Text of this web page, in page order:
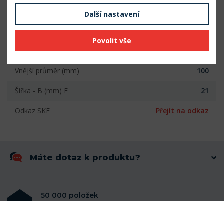
Počet řad 1
Vnitřní průměr (mm) 55
Vnější průměr (mm) 100
Šířka - B (mm) F 21
Odkaz SKF Přejít na odkaz
Máte dotaz k produktu?
50 000 položek
Další nastavení
Povolit vše